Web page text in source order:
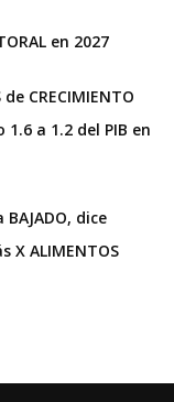
en 2027
CRECIMIENTO
a 1.2 del PIB en
BAJADO, dice
X ALIMENTOS